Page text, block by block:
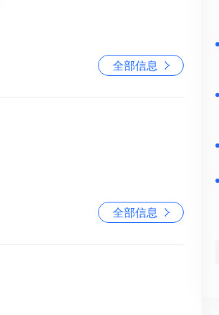
全部信息
全部信息